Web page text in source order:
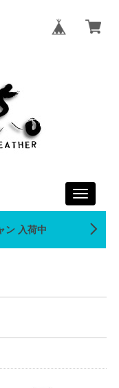
Toggle
ン 入荷中